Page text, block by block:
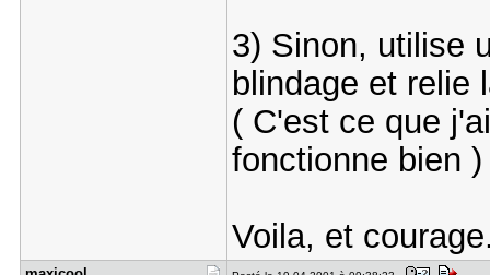
3) Sinon, utilise
blindage et relie
( C'est ce que
fonctionne bien )
Voila, et